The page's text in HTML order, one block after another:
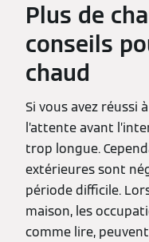
Plus de
conseils
chaud
Si vous avez réussi
l’attente avant
trop longue.
extérieures sont
période difficile.
maison, les
comme lire,